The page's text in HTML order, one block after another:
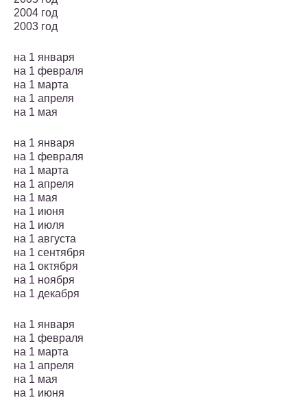
2004 год
2003 год
на 1 января
на 1 февраля
на 1 марта
на 1 апреля
на 1 мая
на 1 января
на 1 февраля
на 1 марта
на 1 апреля
на 1 мая
на 1 июня
на 1 июля
на 1 августа
на 1 сентября
на 1 октября
на 1 ноября
на 1 декабря
на 1 января
на 1 февраля
на 1 марта
на 1 апреля
на 1 мая
на 1 июня